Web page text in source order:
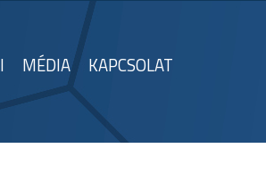
MÉDIA KAPCSOLAT